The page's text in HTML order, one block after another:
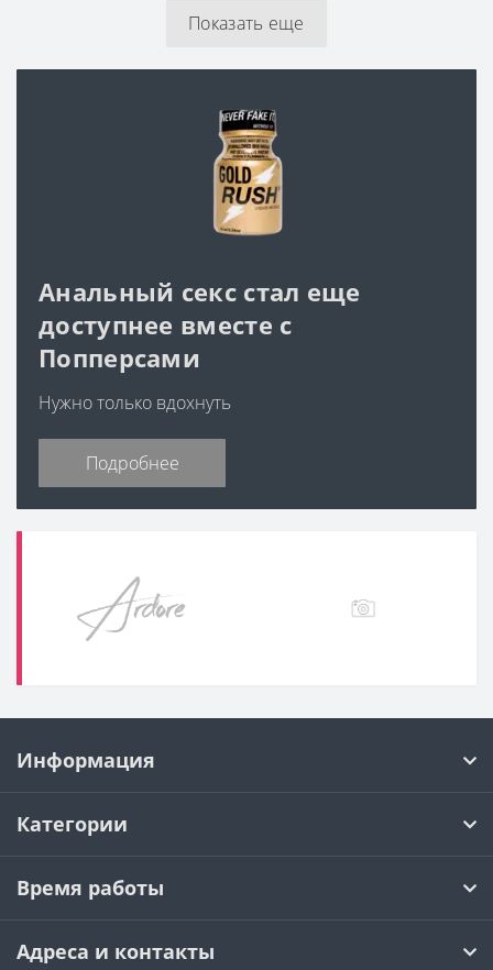
Показать еще
Анальный секс стал еще
доступнее вместе с
Попперсами
Нужно только вдохнуть
Подробнее
Информация
Категории
Время работы
Адреса и контакты